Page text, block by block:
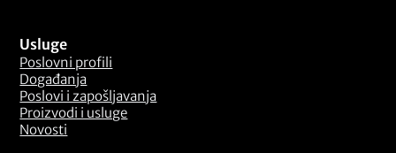
Usluge
Poslovni profili
Događanja
Poslovi i zapošljavanja
Proizvodi i usluge
Novosti